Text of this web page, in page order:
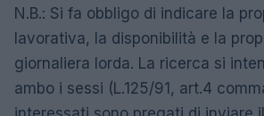
N.B.: Si fa obbligo di indicare la
lavorativa, la disponibilità e la
giornaliera lorda. La ricerca si
ambo i sessi (L.125/91, art.4